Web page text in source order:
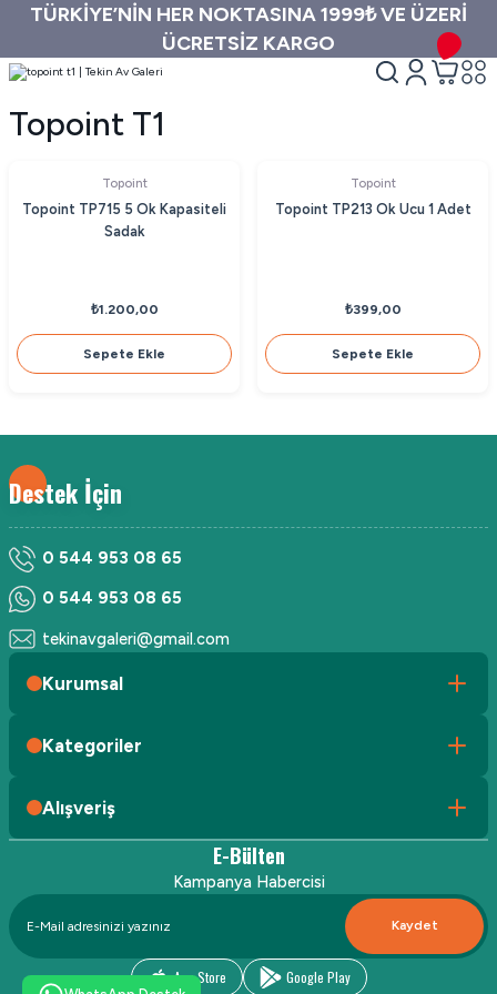
TÜRKİYE’NİN HER NOKTASINA 1999₺ VE ÜZERİ
ÜCRETSİZ KARGO
Topoint T1
Topoint
Topoint TP715 5 Ok Kapasiteli
Sadak
₺1.200,00
Sepete Ekle
Topoint
Topoint TP213 Ok Ucu 1 Adet
₺399,00
Sepete Ekle
Destek İçin
0 544 953 08 65
0 544 953 08 65
tekinavgaleri@gmail.com
Kurumsal
Kategoriler
Alışveriş
E-Bülten
Kampanya Habercisi
Kaydet
App Store Google Play